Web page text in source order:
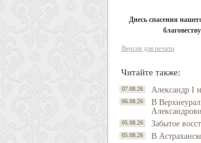
Днесь спасения
Версия для печати
Читайте также:
07.08.26 Александр I
06.08.26
В
05.08.26 Забытое
05.08.26 В